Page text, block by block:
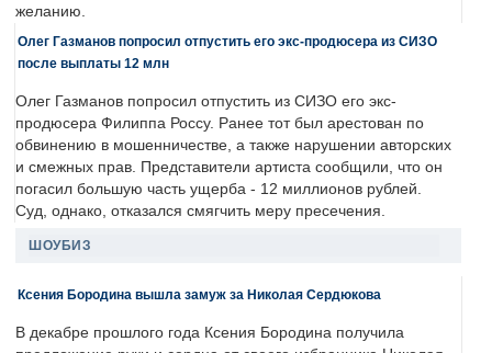
желанию.
Олег Газманов попросил отпустить его экс-продюсера из СИЗО
после выплаты 12 млн
Олег Газманов попросил отпустить из СИЗО его экс-
продюсера Филиппа Россу. Ранее тот был арестован по
обвинению в мошенничестве, а также нарушении авторских
и смежных прав. Представители артиста сообщили, что он
погасил большую часть ущерба - 12 миллионов рублей.
Суд, однако, отказался смягчить меру пресечения.
ШОУБИЗ
Ксения Бородина вышла замуж за Николая Сердюкова
В декабре прошлого года Ксения Бородина получила